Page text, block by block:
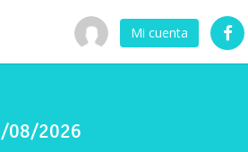
Mi cuenta
08/2026